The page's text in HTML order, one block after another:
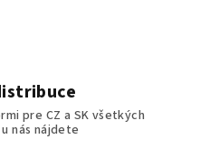
pre CZ a SK všetkých
nás nájdete